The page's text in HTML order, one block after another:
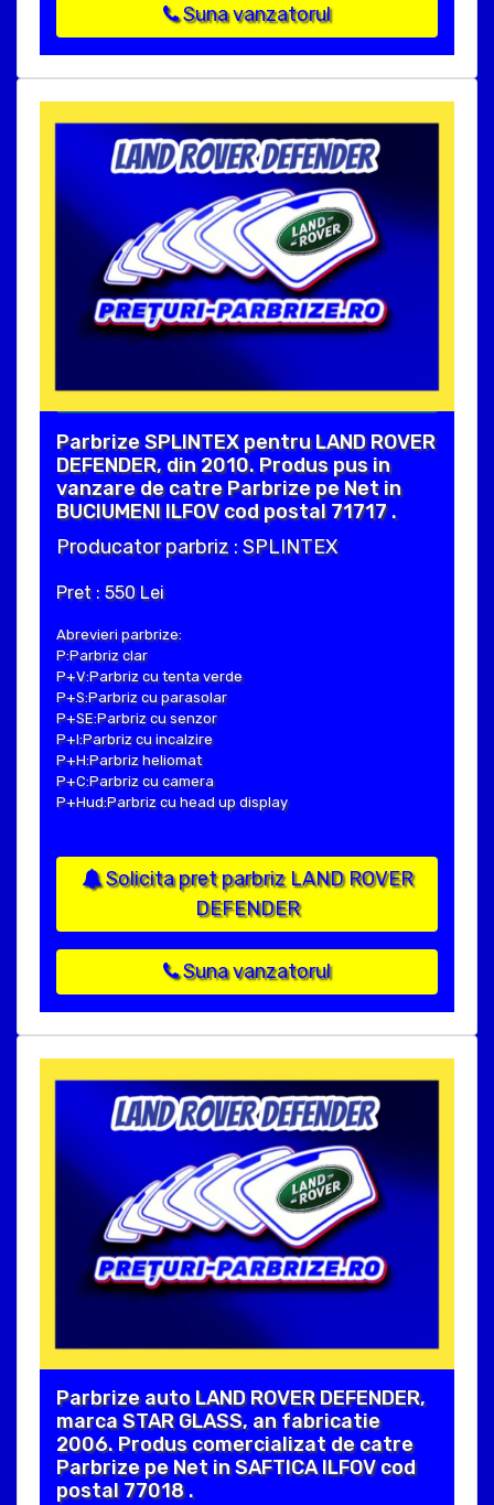
Suna vanzatorul
Parbrize SPLINTEX pentru LAND ROVER
DEFENDER, din 2010. Produs pus in
vanzare de catre Parbrize pe Net in
BUCIUMENI ILFOV cod postal 71717 .
Producator parbriz : SPLINTEX
Pret : 550 Lei
Abrevieri parbrize:
P:Parbriz clar
P+V:Parbriz cu tenta verde
P+S:Parbriz cu parasolar
P+SE:Parbriz cu senzor
P+I:Parbriz cu incalzire
P+H:Parbriz heliomat
P+C:Parbriz cu camera
P+Hud:Parbriz cu head up display
Solicita pret parbriz LAND ROVER
DEFENDER
Suna vanzatorul
Parbrize auto LAND ROVER DEFENDER,
marca STAR GLASS, an fabricatie
2006. Produs comercializat de catre
Parbrize pe Net in SAFTICA ILFOV cod
postal 77018 .